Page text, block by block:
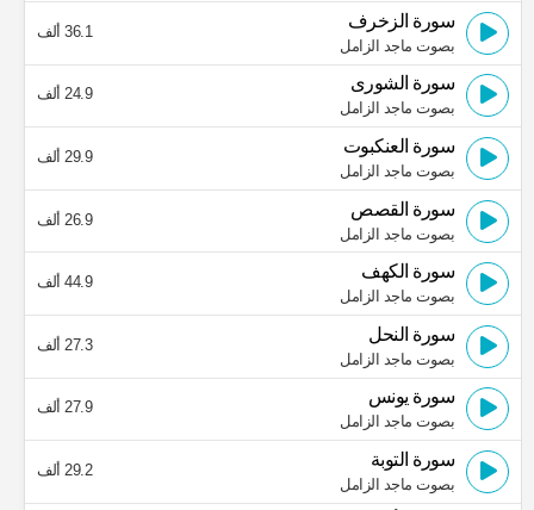
سورة الزخرف
بصوت ماجد الزامل
36.1 ألف
سورة الشورى
بصوت ماجد الزامل
24.9 ألف
سورة العنكبوت
بصوت ماجد الزامل
29.9 ألف
سورة القصص
بصوت ماجد الزامل
26.9 ألف
سورة الكهف
بصوت ماجد الزامل
44.9 ألف
سورة النحل
بصوت ماجد الزامل
27.3 ألف
سورة يونس
بصوت ماجد الزامل
27.9 ألف
سورة التوبة
بصوت ماجد الزامل
29.2 ألف